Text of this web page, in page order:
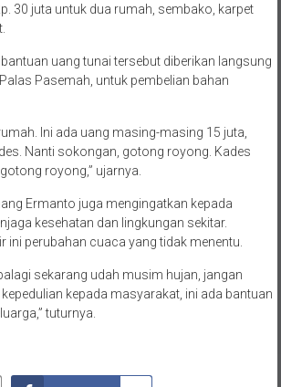
30 juta untuk dua rumah, sembako, karpet
uang tunai tersebut diberikan langsung
Pasemah, untuk pembelian bahan
Ini ada uang masing-masing 15 juta,
Nanti sokongan, gotong royong. Kades
royong,” ujarnya.
Ermanto juga mengingatkan kepada
kesehatan dan lingkungan sekitar.
ini perubahan cuaca yang tidak menentu.
sekarang udah musim hujan, jangan
kepedulian kepada masyarakat, ini ada bantuan
tuturnya.